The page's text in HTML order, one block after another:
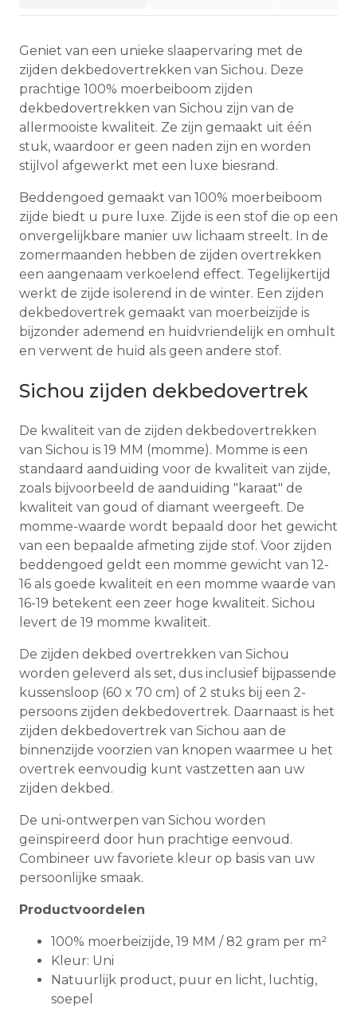
Geniet van een unieke slaapervaring met de
zijden dekbedovertrekken van Sichou. Deze
prachtige 100% moerbeiboom zijden
dekbedovertrekken van Sichou zijn van de
allermooiste kwaliteit. Ze zijn gemaakt uit één
stuk, waardoor er geen naden zijn en worden
stijlvol afgewerkt met een luxe biesrand.
Beddengoed gemaakt van 100% moerbeiboom
zijde biedt u pure luxe. Zijde is een stof die op een
onvergelijkbare manier uw lichaam streelt. In de
zomermaanden hebben de zijden overtrekken
een aangenaam verkoelend effect. Tegelijkertijd
werkt de zijde isolerend in de winter. Een zijden
dekbedovertrek gemaakt van moerbeizijde is
bijzonder ademend en huidvriendelijk en omhult
en verwent de huid als geen andere stof.
Sichou zijden dekbedovertrek
De kwaliteit van de zijden dekbedovertrekken
van Sichou is 19 MM (momme). Momme is een
standaard aanduiding voor de kwaliteit van zijde,
zoals bijvoorbeeld de aanduiding "karaat" de
kwaliteit van goud of diamant weergeeft. De
momme-waarde wordt bepaald door het gewicht
van een bepaalde afmeting zijde stof. Voor zijden
beddengoed geldt een momme gewicht van 12-
16 als goede kwaliteit en een momme waarde van
16-19 betekent een zeer hoge kwaliteit. Sichou
levert de 19 momme kwaliteit.
De zijden dekbed overtrekken van Sichou
worden geleverd als set, dus inclusief bijpassende
kussensloop (60 x 70 cm) of 2 stuks bij een 2-
persoons zijden dekbedovertrek. Daarnaast is het
zijden dekbedovertrek van Sichou aan de
binnenzijde voorzien van knopen waarmee u het
overtrek eenvoudig kunt vastzetten aan uw
zijden dekbed.
De uni-ontwerpen van Sichou worden
geïnspireerd door hun prachtige eenvoud.
Combineer uw favoriete kleur op basis van uw
persoonlijke smaak.
Productvoordelen
100% moerbeizijde, 19 MM / 82 gram per m²
Kleur: Uni
Natuurlijk product, puur en licht, luchtig,
soepel